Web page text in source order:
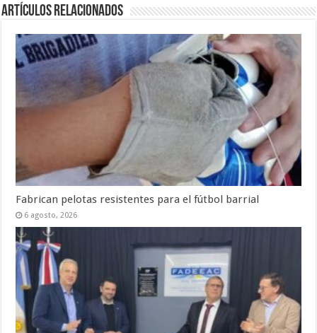
Artículos Relacionados
Fabrican pelotas resistentes para el fútbol barrial
6 agosto, 2026